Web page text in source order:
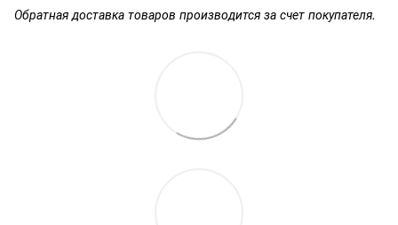
Обратная доставка товаров производится за счет покупателя.